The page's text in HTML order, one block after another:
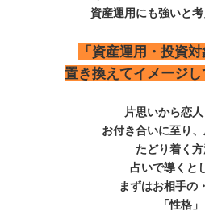
資産運用にも強いと考
「資産運用・投資
置き換えてイメージ
片思いから恋
お付き合いに至り
たどり着く
占いで導くと
まずはお相手の
「性格」